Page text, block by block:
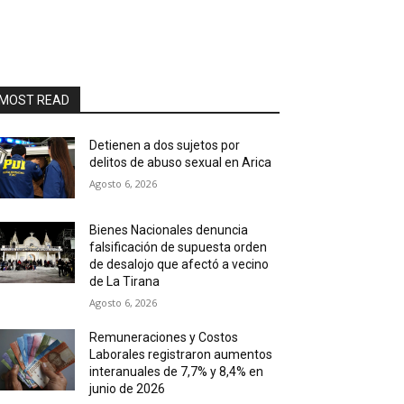
READ
Detienen a dos sujetos por
delitos de abuso sexual en Arica
Agosto 6, 2026
Bienes Nacionales denuncia
falsificación de supuesta orden
de desalojo que afectó a vecino
de La Tirana
Agosto 6, 2026
Remuneraciones y Costos
Laborales registraron aumentos
interanuales de 7,7% y 8,4% en
junio de 2026